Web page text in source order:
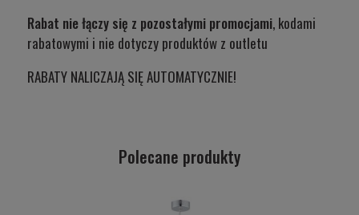
Rabat nie łączy się z pozostałymi promocjami, kodami
rabatowymi i nie dotyczy produktów z outletu
RABATY NALICZAJĄ SIĘ AUTOMATYCZNIE!
Polecane produkty